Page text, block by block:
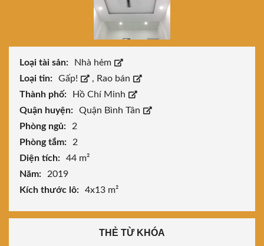
Loại tài sản:
Nhà hẻm
Loại tin:
Gấp! , Rao bán
Thành phố:
Hồ Chí Minh
Quận huyện:
Quận Bình Tân
Phòng ngủ:
2
Phòng tắm:
2
Diện tích:
44 m²
Năm:
2019
Kích thước lô:
4x13 m²
THẺ TỪ KHÓA